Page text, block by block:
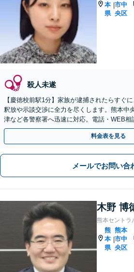
本
県
|市中
央区
殺人未遂
【慶徳校前駅1分】家族が逮捕されたらすぐ
釈放や示談交渉に全力を尽くします。熊本中
津など各警察署へ迅速に対応。電話・WEB相
可】
料金表を見る
メールでお問い合
木野 博
熊本セントラ
熊
本
県
|
熊本
市中
央区